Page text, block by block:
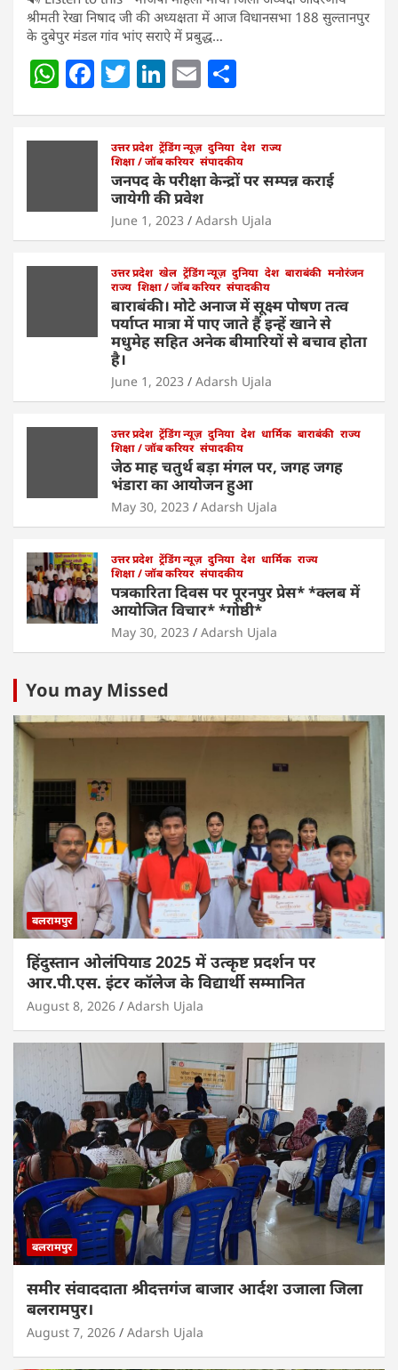
श्रीमती रेखा निषाद जी की अध्यक्षता में आज विधानसभा 188 सुल्तानपुर
के दुबेपुर मंडल गांव भांए सराऐ में प्रबुद्ध…
W
at
p
p
F
c
b
o
o
k
T
er
Li
e
dI
n
E
l e
उत्तर प्रदेश ट्रेंडिंग न्यूज़ दुनिया देश राज्य
शिक्षा / जॉब करियर संपादकीय
जनपद के परीक्षा केन्द्रों पर सम्पन्न कराई
जायेगी की प्रवेश
June 1, 2023 Adarsh Ujala
उत्तर प्रदेश खेल ट्रेंडिंग न्यूज़ दुनिया देश बाराबंकी मनोरंजन
राज्य शिक्षा / जॉब करियर संपादकीय
बाराबंकी। मोटे अनाज में सूक्ष्म पोषण तत्व
पर्याप्त मात्रा में पाए जाते हैं इन्हें खाने से
मधुमेह सहित अनेक बीमारियों से बचाव होता
है।
June 1, 2023 Adarsh Ujala
उत्तर प्रदेश ट्रेंडिंग न्यूज़ दुनिया देश धार्मिक बाराबंकी राज्य
शिक्षा / जॉब करियर संपादकीय
जेठ माह चतुर्थ बड़ा मंगल पर, जगह जगह
भंडारा का आयोजन हुआ
May 30, 2023 Adarsh Ujala
उत्तर प्रदेश ट्रेंडिंग न्यूज़ दुनिया देश धार्मिक राज्य
शिक्षा / जॉब करियर संपादकीय
पत्रकारिता दिवस पर पूरनपुर प्रेस* *क्लब में
आयोजित विचार* *गोष्ठी*
May 30, 2023 Adarsh Ujala
You may Missed
बलरामपुर
हिंदुस्तान ओलंपियाड 2025 में उत्कृष्ट प्रदर्शन पर
आर.पी.एस. इंटर कॉलेज के विद्यार्थी सम्मानित
August 8, 2026 Adarsh Ujala
बलरामपुर
समीर संवाददाता श्रीदत्तगंज बाजार आर्दश उजाला जिला
बलरामपुर।
August 7, 2026 Adarsh Ujala